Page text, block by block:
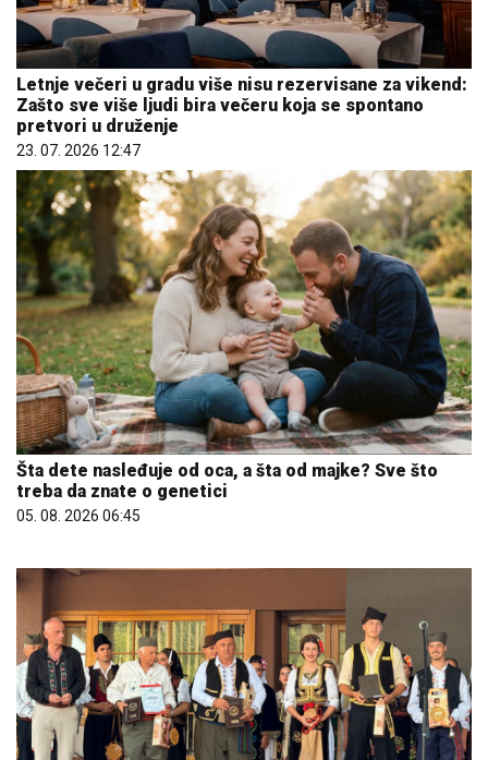
Letnje večeri u gradu više nisu rezervisane za vikend:
Zašto sve više ljudi bira večeru koja se spontano
pretvori u druženje
23. 07. 2026 12:47
Šta dete nasleđuje od oca, a šta od majke? Sve što
treba da znate o genetici
05. 08. 2026 06:45